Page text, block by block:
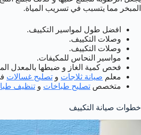
المبخر مما يتسبب في تسريب المياة.
افضل طول لمواسير التكييف.
وصلات التكييف.
وصلات التكييف.
مواسير النحاس للمكيفات.
فحص كمية الغاز و ضبطها بالمعدل
معلم صيانة ثلاجات و تصليح غسالات
متخصص تصليح طباخات و تنظيف
خطوات صيانة التكييف